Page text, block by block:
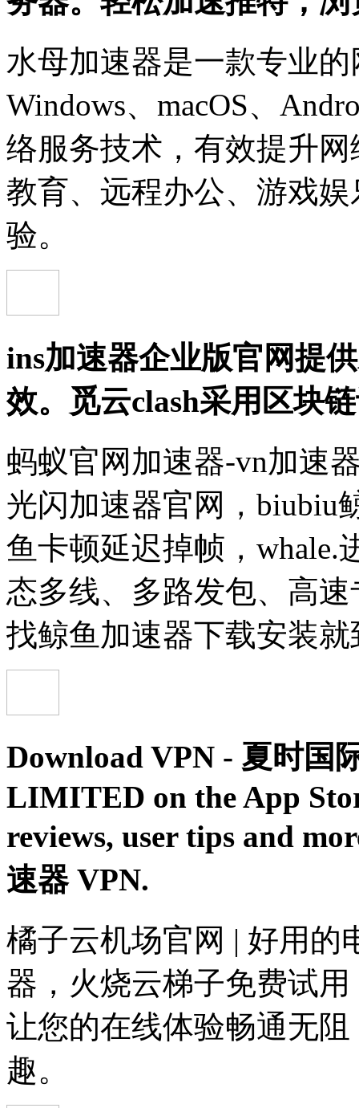
水母加速器是一款专业
Windows、macOS、
络服务技术，有效提升
教育、远程办公、游戏
验。
ins加速器企业版官网提
效。觅云clash采用区块
蚂蚁官网加速器-vn加速
光闪加速器官网，biubiu
鱼卡顿延迟掉帧，whale.
态多线、多路发包、高
找鲸鱼加速器下载安装
Download VPN - 夏时国
LIMITED on the App
reviews, user tips and
速器 VPN.
橘子云机场官网 | 好用的
器，火烧云梯子免费试
让您的在线体验畅通无
趣。